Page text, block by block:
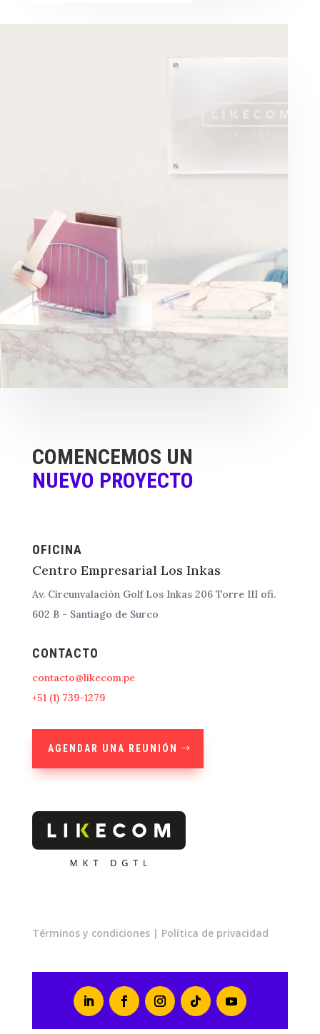
COMENCEMOS UN
NUEVO PROYECTO
OFICINA
Centro Empresarial Los Inkas
Av. Circunvalación Golf Los Inkas 206 Torre III ofi.
602 B - Santiago de Surco
CONTACTO
contacto@likecom.pe
+51 (1) 739-1279
AGENDAR UNA REUNIÓN
Términos y condiciones| Política de privacidad